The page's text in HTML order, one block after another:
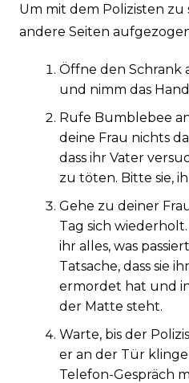
Um mit dem Polizisten zu
andere Seiten
Öffne den Schrank
und nimm das
Rufe Bumblebee
deine Frau nichts
dass ihr Vater
zu töten. Bitte sie,
Gehe zu deiner
Tag sich
ihr alles, was
Tatsache, dass sie
ermordet hat und
der Matte steht.
Warte, bis der
er an der Tür
Telefon-Gespräch